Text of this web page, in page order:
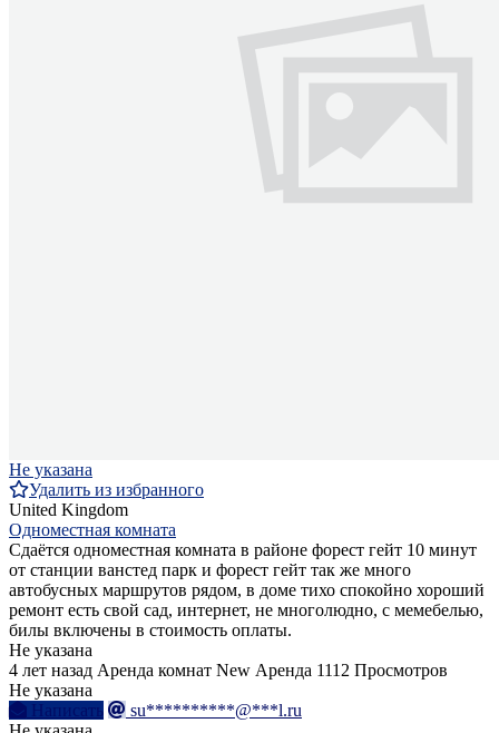
Не указана
Удалить из избранного
United Kingdom
Одноместная комната
Сдаётся одноместная комната в районе форест гейт 10 минут
от станции ванстед парк и форест гейт так же много
автобусных маршрутов рядом, в доме тихо спокойно хороший
ремонт есть свой сад, интернет, не многолюдно, с мемебелью,
билы включены в стоимость оплаты.
Не указана
4 лет назад Аренда комнат New Аренда 1112 Просмотров
Не указана
Написать
su**********@***l.ru